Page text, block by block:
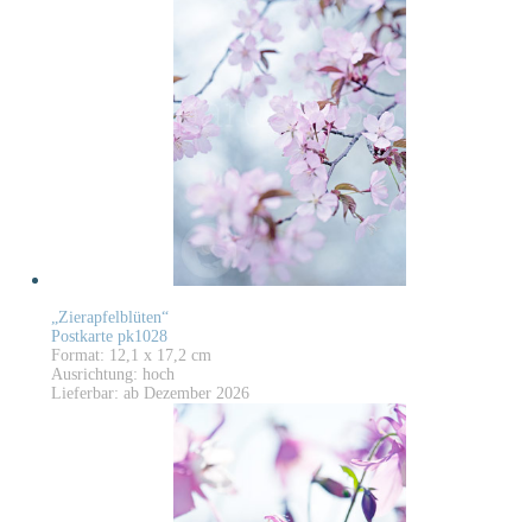
„Zierapfelblüten“
Postkarte pk1028
Format: 12,1 x 17,2 cm
Ausrichtung: hoch
Lieferbar: ab Dezember 2026